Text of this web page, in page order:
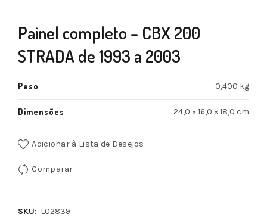
Painel completo – CBX 200
STRADA de 1993 a 2003
Peso 0,400 kg
Dimensões 24,0 × 16,0 × 18,0 cm
Adicionar à Lista de Desejos
Comparar
SKU: L02839